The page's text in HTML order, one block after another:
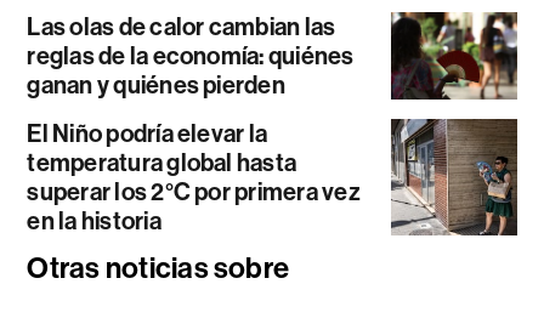
Las olas de calor cambian las
reglas de la economía: quiénes
ganan y quiénes pierden
El Niño podría elevar la
temperatura global hasta
superar los 2°C por primera vez
en la historia
Otras noticias sobre